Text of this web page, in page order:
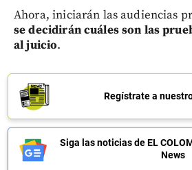
Ahora, iniciarán las audiencias
se decidirán cuáles son las
al juicio.
Regístrate a
Siga las noticias de EL
News